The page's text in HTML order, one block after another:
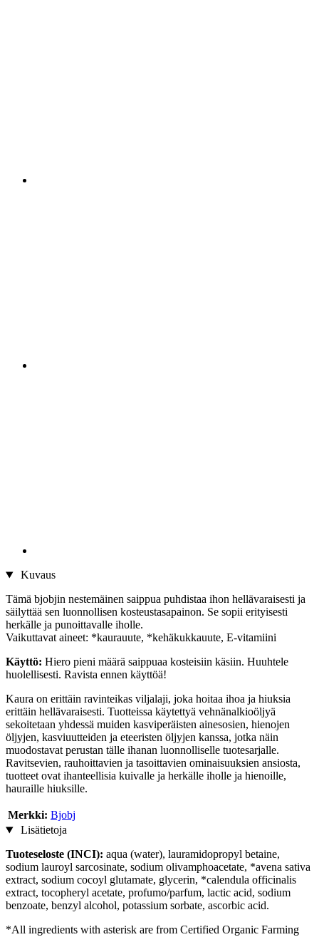
Kuvaus
Tämä bjobjin nestemäinen saippua puhdistaa ihon hellävaraisesti ja
säilyttää sen luonnollisen kosteustasapainon. Se sopii erityisesti
herkälle ja punoittavalle iholle.
Vaikuttavat aineet: *kaurauute, *kehäkukkauute, E-vitamiini
Käyttö: Hiero pieni määrä saippuaa kosteisiin käsiin. Huuhtele
huolellisesti. Ravista ennen käyttöä!
Kaura on erittäin ravinteikas viljalaji, joka hoitaa ihoa ja hiuksia
erittäin hellävaraisesti. Tuotteissa käytettyä vehnänalkioöljyä
sekoitetaan yhdessä muiden kasviperäisten ainesosien, hienojen
öljyjen, kasviuutteiden ja eteeristen öljyjen kanssa, jotka näin
muodostavat perustan tälle ihanan luonnolliselle tuotesarjalle.
Ravitsevien, rauhoittavien ja tasoittavien ominaisuuksien ansiosta,
tuotteet ovat ihanteellisia kuivalle ja herkälle iholle ja hienoille,
hauraille hiuksille.
Merkki: Bjobj
Lisätietoja
Tuoteseloste (INCI): aqua (water), lauramidopropyl betaine,
sodium lauroyl sarcosinate, sodium olivamphoacetate, *avena sativa
extract, sodium cocoyl glutamate, glycerin, *calendula officinalis
extract, tocopheryl acetate, profumo/parfum, lactic acid, sodium
benzoate, benzyl alcohol, potassium sorbate, ascorbic acid.
*All ingredients with asterisk are from Certified Organic Farming